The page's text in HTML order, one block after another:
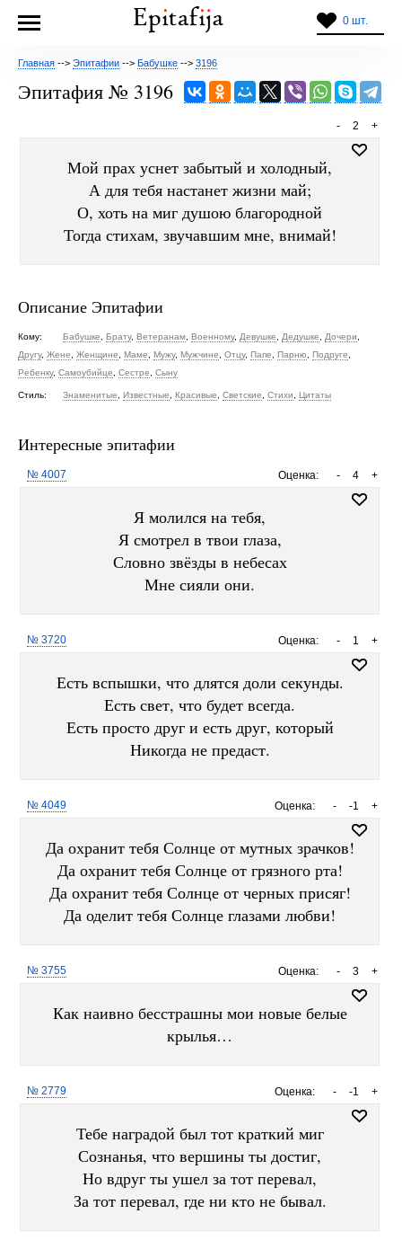
0 шт.
Главная --> Эпитафии --> Бабушке --> 3196
Эпитафия № 3196
+
2
-
Мой прах уснет забытый и холодный,
А для тебя настанет жизни май;
О, хоть на миг душою благородной
Тогда стихам, звучавшим мне, внимай!
Описание Эпитафии
Кому: Бабушке Брату, Ветеранам Военному, Девушке Дедушке Дочери
Другу, Жене Женщине Маме Мужу, Мужчине Отцу, Папе Парню Подруге
Ребенку, Самоубийце Сестре Сыну
Стиль: Знаменитые Известные Красивые Светские Стихи Цитаты
Интересные эпитафии
Оценка: +
4
-
№ 4007
Я молился на тебя,
Я смотрел в твои глаза,
Словно звёзды в небесах
Мне сияли они.
Оценка: +
1
-
№ 3720
Есть вспышки, что длятся доли секунды.
Есть свет, что будет всегда.
Есть просто друг и есть друг, который
Никогда не предаст.
Оценка: +
-1
-
№ 4049
Да охранит тебя Солнце от мутных зрачков!
Да охранит тебя Солнце от грязного рта!
Да охранит тебя Солнце от черных присяг!
Да оделит тебя Солнце глазами любви!
Оценка: +
3
-
№ 3755
Как наивно бесстрашны мои новые белые
крылья…
Оценка: +
-1
-
№ 2779
Тебе наградой был тот краткий миг
Сознанья, что вершины ты достиг,
Но вдруг ты ушел за тот перевал,
За тот перевал, где ни кто не бывал.